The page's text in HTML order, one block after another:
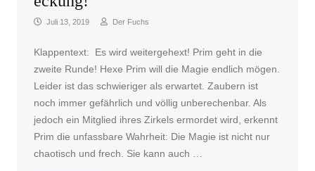
Juli 13, 2019 Der Fuchs
Klappentext: Es wird weitergehext! Prim geht in die
zweite Runde! Hexe Prim will die Magie endlich mögen.
Leider ist das schwieriger als erwartet. Zaubern ist
noch immer gefährlich und völlig unberechenbar. Als
jedoch ein Mitglied ihres Zirkels ermordet wird, erkennt
Prim die unfassbare Wahrheit: Die Magie ist nicht nur
chaotisch und frech. Sie kann auch …